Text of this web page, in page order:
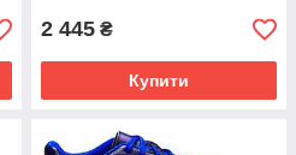
2 445 ₴
Купити